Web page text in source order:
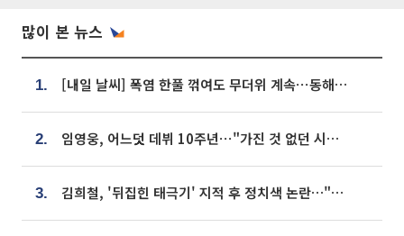
많이 본 뉴스
1. [내일 날씨] 폭염 한풀 꺾여도 무더위 계속⋯동해안 이틀 연속 비
2. 임영웅, 어느덧 데뷔 10주년⋯"가진 것 없던 시절, 내 앞엔 20명의 팬뿐"
3. 김희철, '뒤집힌 태극기' 지적 후 정치색 논란…"좌우 떠나 우리나라 국기"